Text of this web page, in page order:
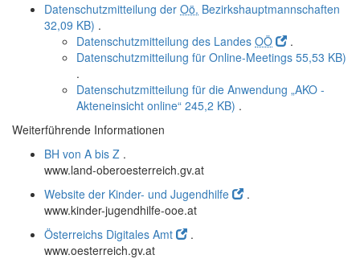
Datenschutzmitteilung der Oö. Bezirkshauptmannschaften
32,09 KB) .
Datenschutzmitteilung des Landes OÖ
.
Datenschutzmitteilung für Online-Meetings 55,53 KB)
.
Datenschutzmitteilung für die Anwendung „AKO -
Akteneinsicht online“ 245,2 KB) .
Weiterführende Informationen
BH von A bis Z .
www.land-oberoesterreich.gv.at
Website der Kinder- und Jugendhilfe
.
www.kinder-jugendhilfe-ooe.at
Österreichs Digitales Amt
.
www.oesterreich.gv.at